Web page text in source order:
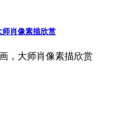
肖像素描欣赏
，大师肖像素描欣赏